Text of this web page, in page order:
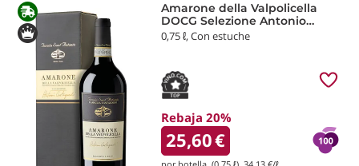
Amarone della Valpolicella
DOCG Selezione Antonio
Castagnedi 2021 Tenuta
Sant'Antonio
0,75 ℓ, Con estuche
Rebaja 20%
25,60€